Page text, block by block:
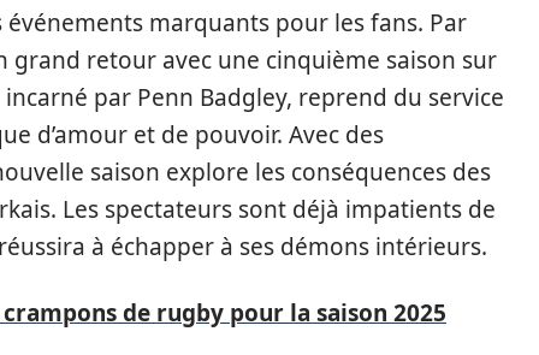
marquants pour les fans. Par
grand retour avec une cinquième saison sur
par Penn Badgley, reprend du service
d’amour et de pouvoir. Avec des
saison explore les conséquences des
Les spectateurs sont déjà impatients de
à échapper à ses démons intérieurs.
de rugby pour la saison 2025